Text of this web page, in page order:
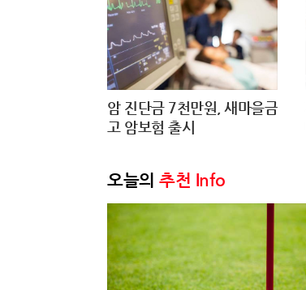
암 진단금 7천만원, 새마을금
고 암보험 출시
오늘의 추천 Info